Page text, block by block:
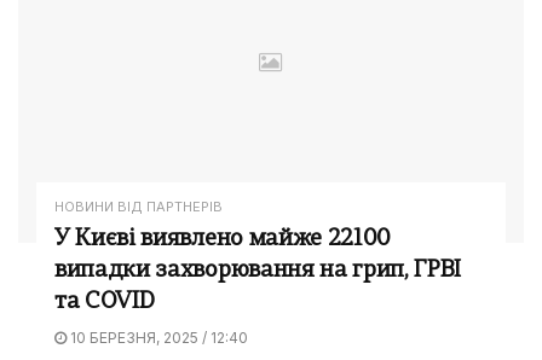
НОВИНИ ВІД ПАРТНЕРІВ
У Києві виявлено майже 22100
випадки захворювання на грип, ГРВІ
та COVID
10 БЕРЕЗНЯ, 2025 / 12:40